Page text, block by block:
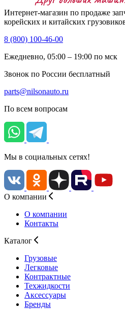
Интернет-магазин по продаже
корейских и китайских
8 (800) 100-46-00
Ежедневно, 05:00 – 19:00 по мск
Звонок по России бесплатный
parts@nilsonauto.ru
По всем вопросам
Мы в социальных сетях!
О компании
О компании
Контакты
Каталог
Грузовые
Легковые
Контрактные
Техжидкости
Аксессуары
Бренды